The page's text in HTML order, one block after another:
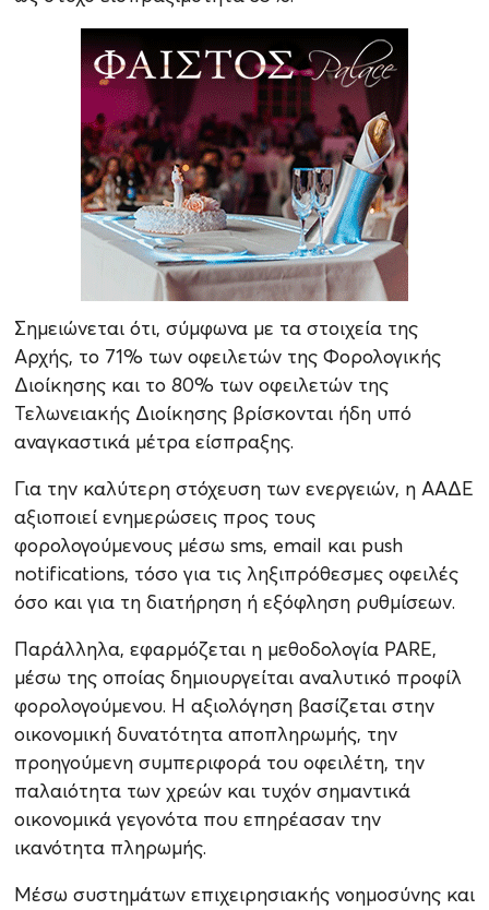
Σημειώνεται ότι, σύμφωνα με τα στοιχεία της
Αρχής, το 71% των οφειλετών της Φορολογικής
Διοίκησης και το 80% των οφειλετών της
Τελωνειακής Διοίκησης βρίσκονται ήδη υπό
αναγκαστικά μέτρα είσπραξης.
Για την καλύτερη στόχευση των ενεργειών, η ΑΑΔΕ
αξιοποιεί ενημερώσεις προς τους
φορολογούμενους μέσω sms, email και push
notifications, τόσο για τις ληξιπρόθεσμες οφειλές
όσο και για τη διατήρηση ή εξόφληση ρυθμίσεων.
Παράλληλα, εφαρμόζεται η μεθοδολογία PARE,
μέσω της οποίας δημιουργείται αναλυτικό προφίλ
φορολογούμενου. Η αξιολόγηση βασίζεται στην
οικονομική δυνατότητα αποπληρωμής, την
προηγούμενη συμπεριφορά του οφειλέτη, την
παλαιότητα των χρεών και τυχόν σημαντικά
οικονομικά γεγονότα που επηρέασαν την
ικανότητα πληρωμής.
Μέσω συστημάτων επιχειρησιακής νοημοσύνης και